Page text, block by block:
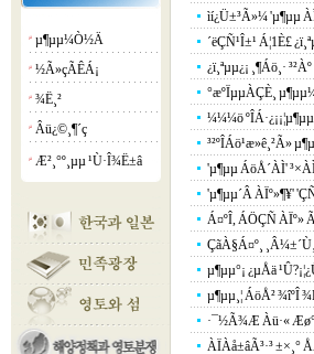
¡á µ¶µµ¼Ò½Ä
¡á ½Ã»çÃÊÁ¡
¡á ¾Ë¸²
¡á Âü¿©¸¶´ç
¡á Æ²¸°º¸µµ ¹Ù·Î¾Ë±â
ìí¿Ü±³Ã»¼­ 'µ¶µµ
´ëÇÑ¹Î±¹ Á¦1È£
¿ï¸ªµµ¿¡ ¸¶Áö¸·
°æºÏµµÀÇÈ¸
¼¼¼ö
³²ºÎÁö¹æ»ê¸²Ã»
'µ¶µµ ÁöÅ´ÀÌ'
'µ¶µµ´Â ÀÏº»¶¥'
Á¤ºÎ, ÁÖÇÑ ÀÏº»
ÇãÀ§Á¤º¸
µ¶µµ°¡ ¿µÅä
µ¶µµ¸¦ ÁöÅ² ¾îºÎ
·¯½Ã¾Æ Àü·«
ÀÏÀå±âÃ³·³ ±×¸°